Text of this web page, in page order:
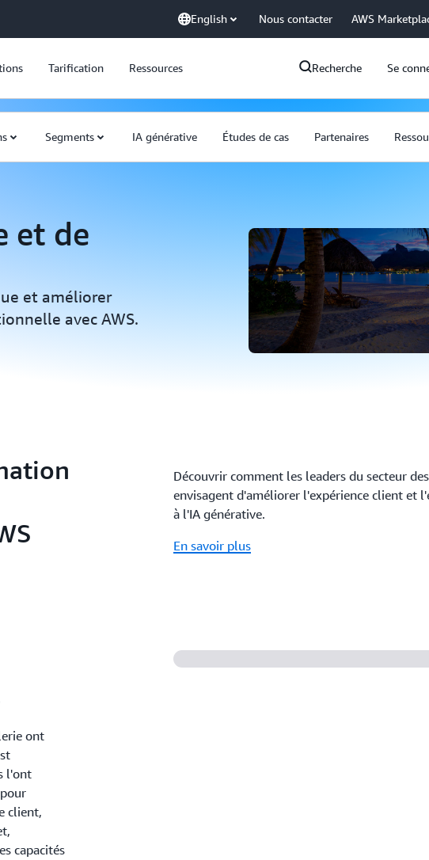
English Nous contacter AWS
Tarification Ressources Recherche Se
Segments IA générative Études de cas Partenaires
et de
et améliorer
avec AWS.
Découvrir comment les leaders du secteur
envisagent d'améliorer l'expérience client et
à l'IA générative.
En savoir plus
ont
l'ont
client,
capacités